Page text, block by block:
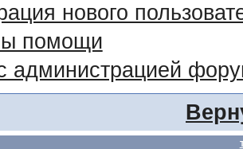
нового
помощи
администрацией